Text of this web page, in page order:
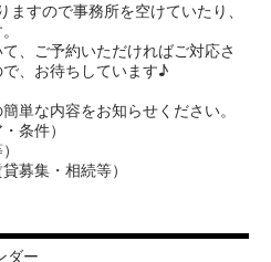
すので事務所を空けていたり、
、ご予約いただければご対応さ
、お待ちしています♪
単な内容をお知らせください。
条件）
募集・相続等）
ダー